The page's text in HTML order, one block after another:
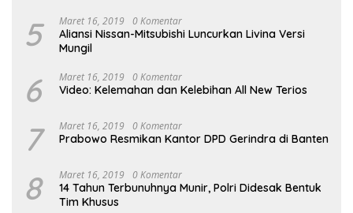
5 Maret 16, 2019 0 Komentar
Aliansi Nissan-Mitsubishi Luncurkan Livina Versi
Mungil
6 Maret 16, 2019 0 Komentar
Video: Kelemahan dan Kelebihan All New Terios
7 Maret 16, 2019 0 Komentar
Prabowo Resmikan Kantor DPD Gerindra di Banten
8 Maret 16, 2019 0 Komentar
14 Tahun Terbunuhnya Munir, Polri Didesak Bentuk
Tim Khusus